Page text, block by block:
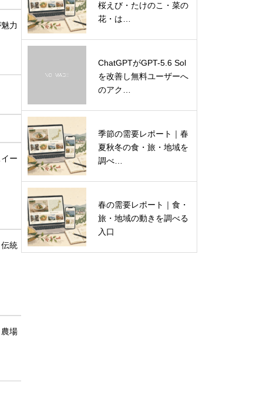
力
ー
統
場
桜えび・たけのこ・菜の
花・は…
ChatGPTがGPT-5.6 Sol
を改善し無料ユーザーへ
のアク…
季節の需要レポート｜春
夏秋冬の食・旅・地域を
調べ…
春の需要レポート｜食・
旅・地域の動きを調べる
入口